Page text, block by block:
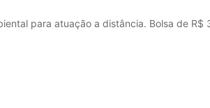
para atuação a distância. Bolsa de